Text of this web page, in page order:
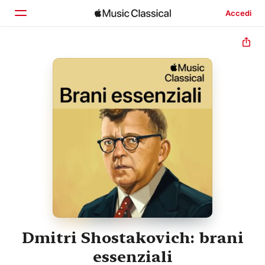
Accedi
Home
Cerca
Dmitri Shostakovich: brani
essenziali